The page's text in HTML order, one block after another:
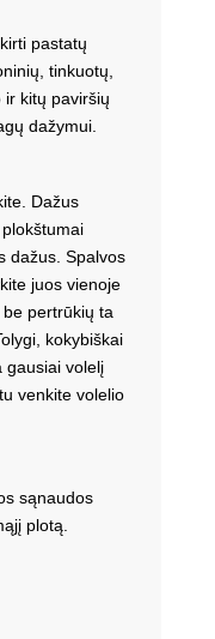
pastatų
tinkuotų,
kitų paviršių
dažymui.
Dažus
dažus. Spalvos
juos vienoje
pertrūkių ta
kokybiškai
gausiai volelį
venkite volelio
sąnaudos
plotą.